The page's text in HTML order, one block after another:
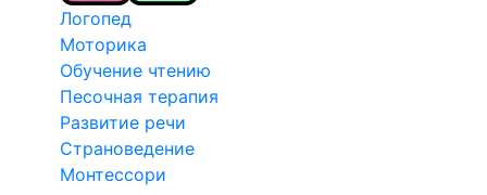
Логопед
Моторика
Обучение чтению
Песочная терапия
Развитие речи
Страноведение
Монтессори